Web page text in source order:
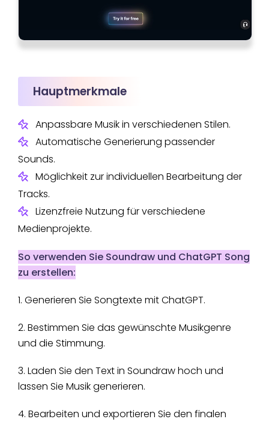
Hauptmerkmale
Anpassbare Musik in verschiedenen Stilen.
Automatische Generierung passender
Sounds.
Möglichkeit zur individuellen Bearbeitung der
Tracks.
Lizenzfreie Nutzung für verschiedene
Medienprojekte.
So verwenden Sie Soundraw und ChatGPT Song
zu erstellen:
1. Generieren Sie Songtexte mit ChatGPT.
2. Bestimmen Sie das gewünschte Musikgenre
und die Stimmung.
3. Laden Sie den Text in Soundraw hoch und
lassen Sie Musik generieren.
4. Bearbeiten und exportieren Sie den finalen